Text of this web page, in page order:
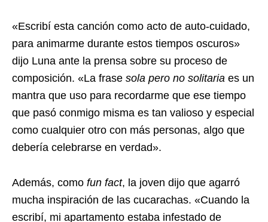
«Escribí esta canción como acto de auto-cuidado,
para animarme durante estos tiempos oscuros»
dijo Luna ante la prensa sobre su proceso de
composición. «La frase sola pero no solitaria es un
mantra que uso para recordarme que ese tiempo
que pasó conmigo misma es tan valioso y especial
como cualquier otro con más personas, algo que
debería celebrarse en verdad».
Además, como fun fact, la joven dijo que agarró
mucha inspiración de las cucarachas. «Cuando la
escribí, mi apartamento estaba infestado de